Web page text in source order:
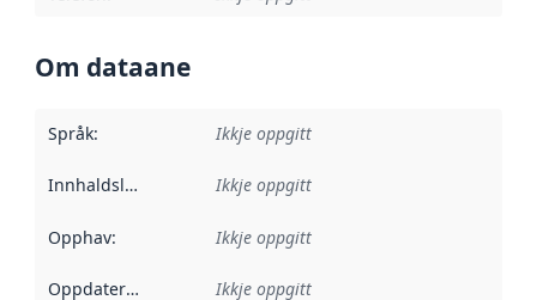
Om dataane
Språk: Ikkje oppgitt
Innhaldsleverandørar :
Ikkje oppgitt
Opphav: Ikkje oppgitt
Oppdateringsfrekvens :
Ikkje oppgitt